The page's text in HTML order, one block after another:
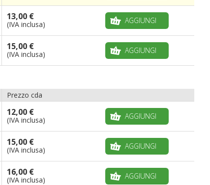
13,00 €
(IVA inclusa) AGGIUNGI
15,00 €
(IVA inclusa) AGGIUNGI
Prezzo cda
12,00 €
(IVA inclusa) AGGIUNGI
15,00 €
(IVA inclusa) AGGIUNGI
16,00 €
(IVA inclusa) AGGIUNGI